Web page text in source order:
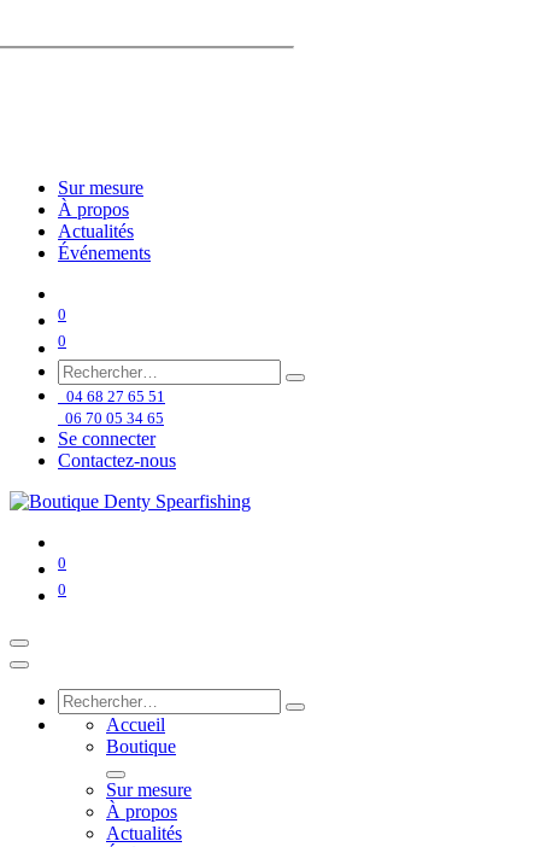
Sur mesure
À propos
Actualités
Événements
0
0
04 68 27 65 51
06 70 05 34 65
Se connecter
Contactez-nous
0
0
Accueil
Boutique
Sur mesure
À propos
Actualités